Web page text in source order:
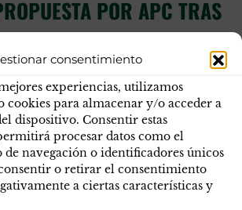
consentimiento
experiencias, utilizamos
cookies para almacenar y/o acceder a
dispositivo. Consentir estas
procesar datos como el
navegación o identificadores únicos
o retirar el consentimiento
a ciertas características y
POR APC TRAS
BATERIA PREGUNTAS
DE ASCENSO AL EMPLEO
que, en este último Curso de
el ascenso al empleo de Cabo, se ha
de preguntas, que han sido muy
posterior escalafonamiento de los